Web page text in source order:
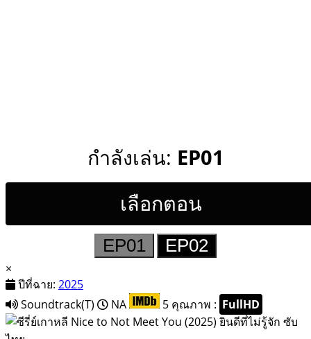
กำลังเล่น: EP01
เลือกตอน
EP01 EP02
×
ปีที่ฉาย: 2025
Soundtrack(T)
NA 5 คุณภาพ : FullHD